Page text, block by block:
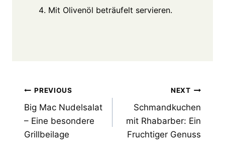
Mit Olivenöl beträufelt servieren.
Post
navigation
PREVIOUS
Big Mac Nudelsalat
– Eine besondere
Grillbeilage
NEXT
Schmandkuchen
mit Rhabarber: Ein
Fruchtiger Genuss